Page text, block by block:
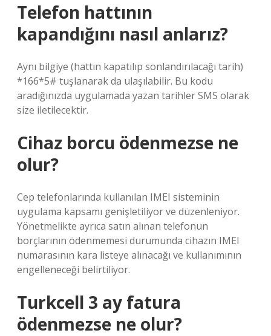
Telefon hattının
kapandığını nasıl anlarız?
Aynı bilgiye (hattın kapatılıp sonlandırılacağı tarih)
*166*5# tuşlanarak da ulaşılabilir. Bu kodu
aradığınızda uygulamada yazan tarihler SMS olarak
size iletilecektir.
Cihaz borcu ödenmezse ne
olur?
Cep telefonlarında kullanılan IMEI sisteminin
uygulama kapsamı genişletiliyor ve düzenleniyor.
Yönetmelikte ayrıca satın alınan telefonun
borçlarının ödenmemesi durumunda cihazın IMEI
numarasının kara listeye alınacağı ve kullanımının
engelleneceği belirtiliyor.
Turkcell 3 ay fatura
ödenmezse ne olur?